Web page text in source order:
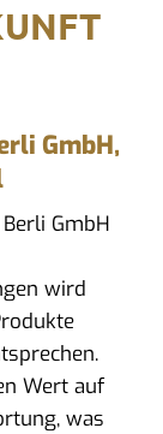
GmbH,
GmbH
wird
Wert auf
was